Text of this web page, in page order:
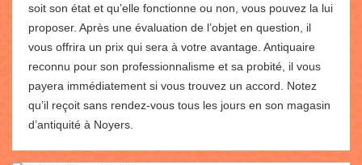
soit son état et qu’elle fonctionne ou non, vous pouvez la lui
proposer. Après une évaluation de l’objet en question, il
vous offrira un prix qui sera à votre avantage. Antiquaire
reconnu pour son professionnalisme et sa probité, il vous
payera immédiatement si vous trouvez un accord. Notez
qu’il reçoit sans rendez-vous tous les jours en son magasin
d’antiquité à Noyers.